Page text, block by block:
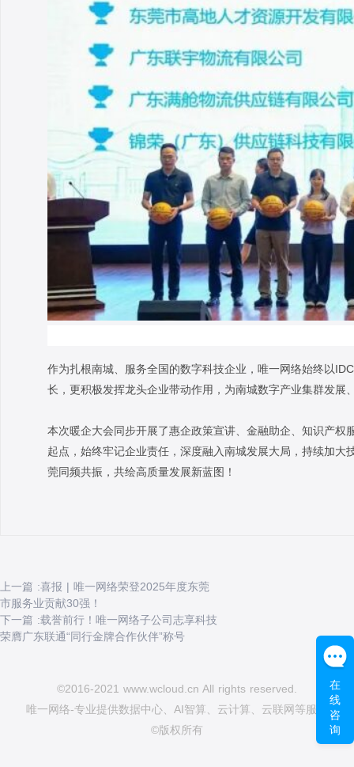
作为扎根南城、服务全国的数字科技企业，唯一网络始终以
长，更积极发挥龙头企业带动作用，为南城数字产业集群发展
本次暖企大会同步开展了惠企政策宣讲、金融助企、知识产
起点，始终牢记企业责任，深度融入南城发展大局，持续加
莞同频共振，共绘高质量发展新蓝图！
上一篇 :喜报 | 唯一网络荣登2025年度东莞
市服务业贡献30强！
下一篇 :载誉前行！唯一网络子公司志享科技
荣膺广东联通“同行金牌合作伙伴”称号
©2016-2021 www.wcloud.cn All rights reserved.
唯一网络-专业提供数据中心、AI智算、云计算、云联网等服务
©版权所有
在
线
咨
询